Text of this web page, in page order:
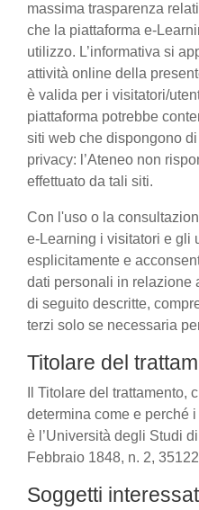
massima trasparenza
che la piattaforma e-
utilizzo. L’informativa si
attività online della
è valida per i visitatori/
piattaforma potrebbe
siti web che dispongono
privacy: l’Ateneo non
effettuato da tali siti.
Con l'uso o la
e-Learning i visitatori e gli
esplicitamente e
dati personali in relazione
di seguito descritte,
terzi solo se necessaria
Titolare del
Il Titolare del trattamento,
determina come e perché
è l’Università degli Studi
Febbraio 1848, n. 2,
Soggetti